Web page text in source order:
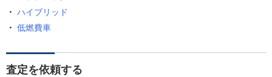
ハイブリッド
低燃費車
査定を依頼する